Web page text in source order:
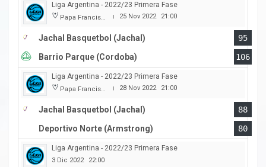
Liga Argentina - 2022/23 Primera Fase
Papa Francisco | 25 Nov 2022 21:00
Jachal Basquetbol (Jachal)
95
Barrio Parque (Cordoba)
106
Liga Argentina - 2022/23 Primera Fase
Papa Francisco | 28 Nov 2022 21:00
Jachal Basquetbol (Jachal)
88
Deportivo Norte (Armstrong)
80
Liga Argentina - 2022/23 Primera Fase
3 Dic 2022 22:00